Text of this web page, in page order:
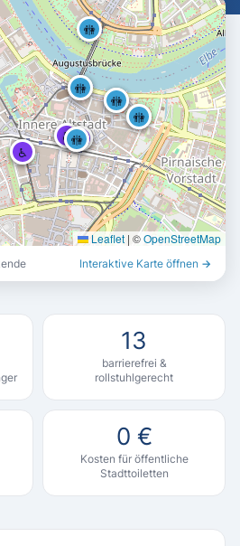
♿
♿
🚻
🚻
♿
♿
♿
♿
🚻
🚻
🚻
🚻
🚻
🚻
🚻
Leaflet | ©OpenStreetMap
Interaktive Karte öffnen →
13
barrierefrei &
rollstuhlgerecht
0 €
Kosten für öffentliche
Stadttoiletten